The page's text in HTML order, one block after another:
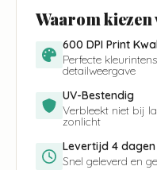
Waarom
600 DPI Print
Perfecte
detailweergave
UV-Bestendig
Verbleekt niet bij
zonlicht
Levertijd 4 dagen
Snel geleverd en